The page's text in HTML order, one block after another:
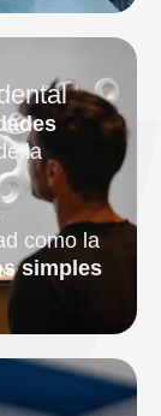
la
como la
simples